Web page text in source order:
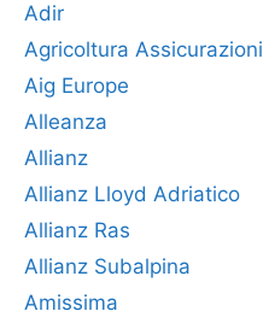
Adir
Agricoltura Assicurazioni
Aig Europe
Alleanza
Allianz
Allianz Lloyd Adriatico
Allianz Ras
Allianz Subalpina
Amissima